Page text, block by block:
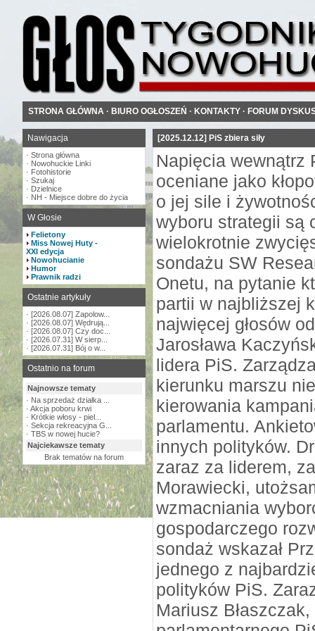
STRONA GŁÓWNA · BIURO OGŁOSZEŃ · KONTAKTY · FORUM
Nawigacja
· Strona główna
· Nowohuckie Linki
· Fotohistorie
· Szukaj
· Dzielnice
· NH - Miejsce dobre do życia
W Głosie
Felietony
Miss Nowej Huty -
XXI edycja
Nowohucianie
Humor
Prawnik radzi
Ostatnie artykuły
· [2026.08.07] Zapolow...
· [2026.08.07] Wędrują...
· [2026.08.07] Czy doc...
· [2026.07.31] W sierp...
· [2026.07.31] Bój o w...
Ostatnio na forum
Najnowsze tematy
· Na sprzedaż działka ...
· Akcja poboru krwi
· Krótkie włosy - piel...
· Sekcja rekreacyjna G...
· TBS w nowej hucie?
Najciekawsze tematy
Brak tematów na forum
[2025.12.12] PiS zbiera siły
Napięcia wewnątrz
oceniane jako
o jej sile i
wyboru strategii są
wielokrotnie
sondażu SW
Onetu, na pytanie
partii w najbliższej
najwięcej głosów
Jarosława
lidera PiS.
kierunku marszu
kierowania
parlamentu.
innych polityków.
zaraz za liderem,
Morawiecki,
wzmacniania
gospodarczego
sondaż wskazał
jednego z
polityków PiS.
Mariusz